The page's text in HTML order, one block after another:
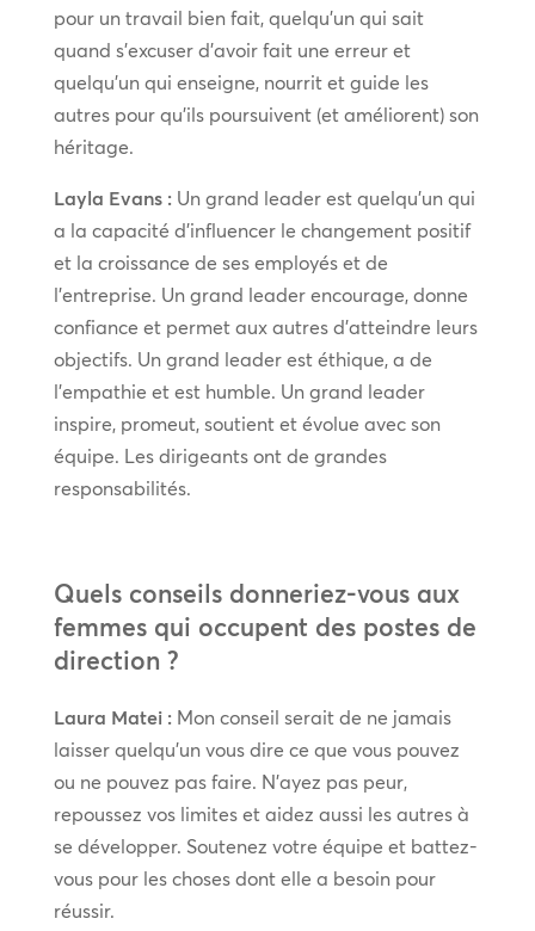
pour un travail bien fait, quelqu’un qui sait
quand s’excuser d’avoir fait une erreur et
quelqu’un qui enseigne, nourrit et guide les
autres pour qu’ils poursuivent (et améliorent) son
héritage.
Layla Evans :Un grand leader est quelqu’un qui
a la capacité d’influencer le changement positif
et la croissance de ses employés et de
l’entreprise. Un grand leader encourage, donne
confiance et permet aux autres d’atteindre leurs
objectifs. Un grand leader est éthique, a de
l’empathie et est humble. Un grand leader
inspire, promeut, soutient et évolue avec son
équipe. Les dirigeants ont de grandes
responsabilités.
Quels conseils donneriez-vous aux
femmes qui occupent des postes de
direction ?
Laura Matei :Mon conseil serait de ne jamais
laisser quelqu’un vous dire ce que vous pouvez
ou ne pouvez pas faire. N’ayez pas peur,
repoussez vos limites et aidez aussi les autres à
se développer. Soutenez votre équipe et battez-
vous pour les choses dont elle a besoin pour
réussir.